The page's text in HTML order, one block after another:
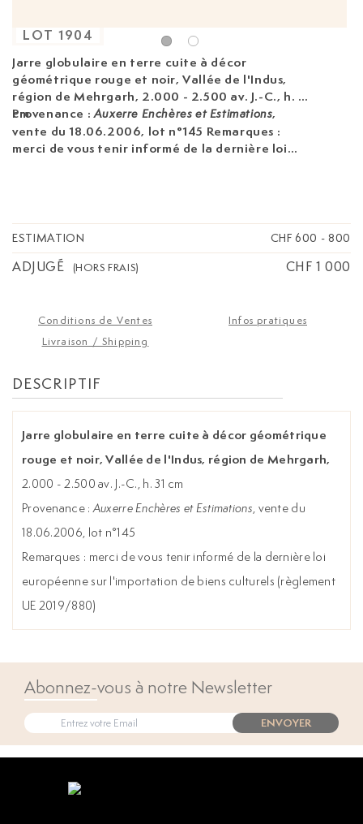
Jarre globulaire en terre cuite à décor
géométrique rouge et noir, Vallée de l'Indus,
région de Mehrgarh,
cm
Provenance :Auxerre Enchères et Estimations,
vente du 18.06.2006, lot n°145 Remarques :
merci de vous tenir informé de la dernière loi
LOT 1904
ESTIMATION CHF 600 - 800
ADJUGÉ (HORS FRAIS) CHF 1 000
Conditions de Ventes
Infos pratiques
Livraison / Shipping
DESCRIPTIF
Jarre globulaire en terre cuite à décor géométrique
rouge et noir, Vallée de l'Indus, région de Mehrgarh,
2.000 - 2.500 av. J.-C., h. 31 cm
Provenance :Auxerre Enchères et Estimations, vente du
18.06.2006, lot n°145
Remarques : merci de vous tenir informé de la dernière loi
européenne sur l'importation de biens culturels (règlement
UE 2019/880)
Abonnez-vous à notre Newsletter
ENVOYER